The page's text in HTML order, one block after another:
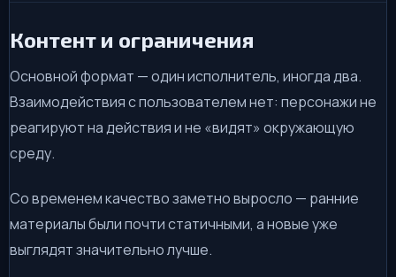
Контент и ограничения
Основной формат — один исполнитель, иногда два.
Взаимодействия с пользователем нет: персонажи не
реагируют на действия и не «видят» окружающую
среду.
Со временем качество заметно выросло — ранние
материалы были почти статичными, а новые уже
выглядят значительно лучше.